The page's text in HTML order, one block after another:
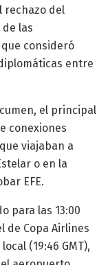
rechazo del
las
consideró
entre
el principal
conexiones
viajaban a
o en la
EFE.
para las 13:00
de Copa Airlines
(19:46 GMT),